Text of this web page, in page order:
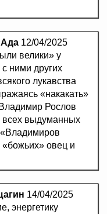
Ада 12/04/2025
велики» у
ними других
лукавства
«накакать»
Рослов
всех выдуманных
овец и
14/04/2025
энергетику